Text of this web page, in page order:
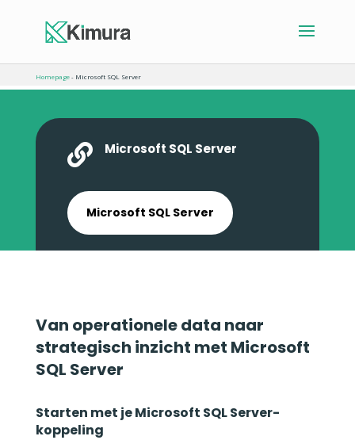
Homepage- Microsoft SQL Server
 Microsoft SQL Server
Microsoft SQL Server
Van operationele data naar
strategisch inzicht met Microsoft
SQL Server
Starten met je Microsoft SQL Server-
koppeling